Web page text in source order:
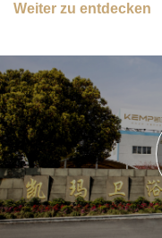
Weiter zu entdecken